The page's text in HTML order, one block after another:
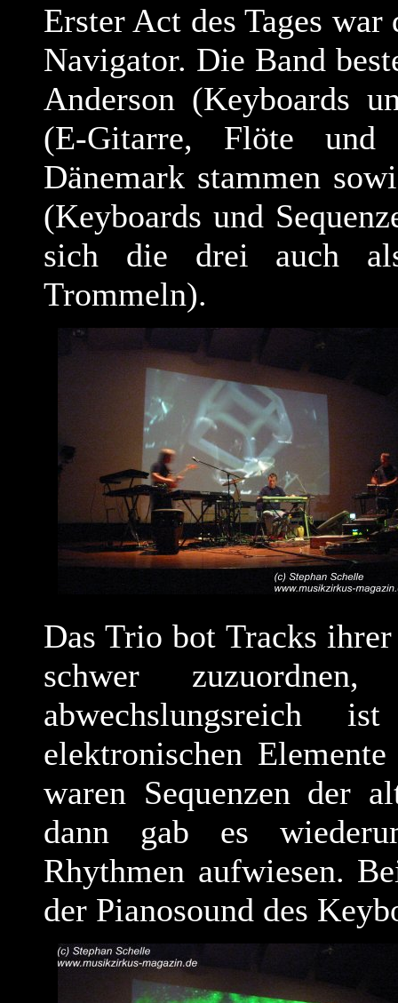
Erster Act des Tages
Navigator. Die Band
Anderson (Keyboards
(E-Gitarre, Flöte
Dänemark stammen
(Keyboards und
sich die drei auch
Trommeln).
Das Trio bot Tracks
schwer
abwechslungsreich
elektronischen
waren Sequenzen der
dann gab es
Rhythmen aufwiesen.
der Pianosound des